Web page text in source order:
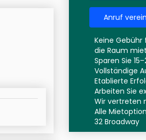
Anruf
Keine Gebühr
die Raum
Sparen Sie
Vollständige
Etablierte
Arbeiten Sie
Wir vertreten
Alle
32 Broadway